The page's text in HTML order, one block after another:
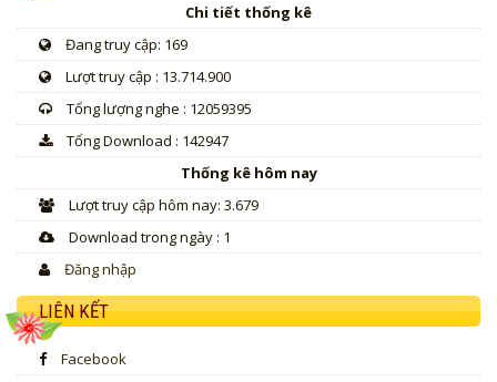
Chi tiết thống kê
Đang truy cập: 169
Lượt truy cập : 13.714.900
Tổng lượng nghe : 12059395
Tổng Download : 142947
Thống kê hôm nay
Lượt truy cập hôm nay: 3.679
Download trong ngày : 1
Đăng nhập
LIÊN KẾT
Facebook